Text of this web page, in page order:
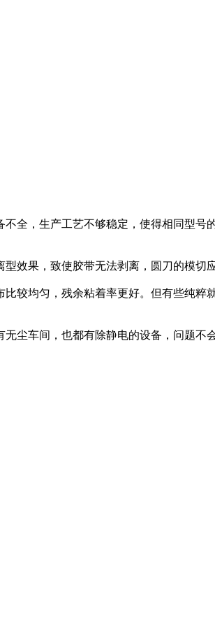
全，生产工艺不够稳定，使得相同型号
效果，致使胶带无法剥离，圆刀的模切
较均匀，残余粘着率更好。但有些纯粹
尘车间，也都有除静电的设备，问题不